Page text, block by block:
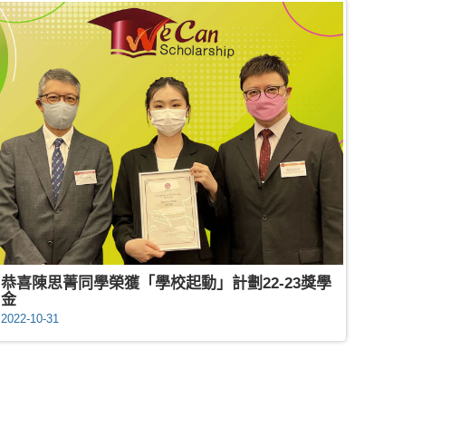
恭喜陳思菁同學榮獲「學校起動」計劃22-23獎學
金
2022-10-31